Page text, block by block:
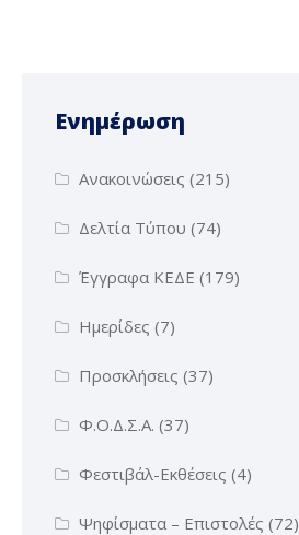
Ενημέρωση
Ανακοινώσεις (215)
Δελτία Τύπου (74)
Έγγραφα ΚΕΔΕ (179)
Ημερίδες (7)
Προσκλήσεις (37)
Φ.Ο.Δ.Σ.Α. (37)
Φεστιβάλ-Εκθέσεις (4)
Ψηφίσματα – Επιστολές (72)